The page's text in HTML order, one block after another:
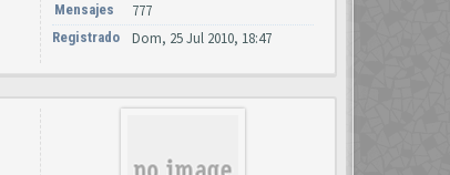
Mensajes 777
Registrado Dom, 25 Jul 2010, 18:47